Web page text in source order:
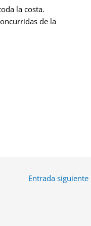
la costa.
de la
Entrada siguiente